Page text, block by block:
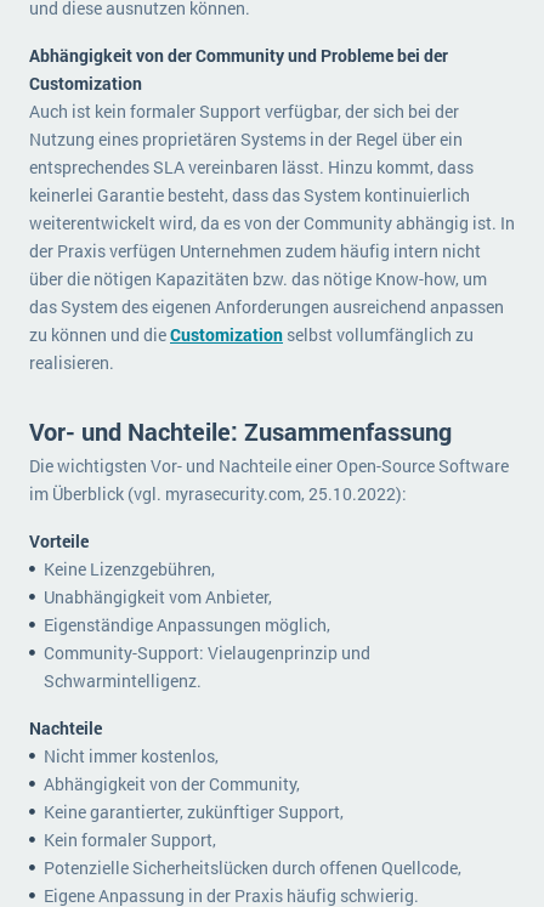
und diese ausnutzen können.
Abhängigkeit von der Community und Probleme bei der
Customization
Auch ist kein formaler Support verfügbar, der sich bei der
Nutzung eines proprietären Systems in der Regel über ein
entsprechendes SLA vereinbaren lässt. Hinzu kommt, dass
keinerlei Garantie besteht, dass das System kontinuierlich
weiterentwickelt wird, da es von der Community abhängig ist. In
der Praxis verfügen Unternehmen zudem häufig intern nicht
über die nötigen Kapazitäten bzw. das nötige Know-how, um
das System des eigenen Anforderungen ausreichend anpassen
zu können und dieCustomization selbst vollumfänglich zu
realisieren.
Vor- und Nachteile: Zusammenfassung
Die wichtigsten Vor- und Nachteile einer Open-Source Software
im Überblick (vgl. myrasecurity.com, 25.10.2022):
Vorteile
Keine Lizenzgebühren,
Unabhängigkeit vom Anbieter,
Eigenständige Anpassungen möglich,
Community-Support: Vielaugenprinzip und
Schwarmintelligenz.
Nachteile
Nicht immer kostenlos,
Abhängigkeit von der Community,
Keine garantierter, zukünftiger Support,
Kein formaler Support,
Potenzielle Sicherheitslücken durch offenen Quellcode,
Eigene Anpassung in der Praxis häufig schwierig.